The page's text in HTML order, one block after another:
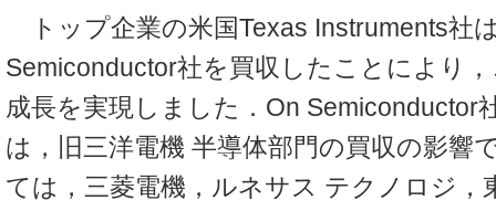
トップ企業の米国Texas Instruments社
Semiconductor社を買収したことにより
成長を実現しました．On Semiconductor
は，旧三洋電機 半導体部門の買収の影響
ては，三菱電機，ルネサス テクノロジ，